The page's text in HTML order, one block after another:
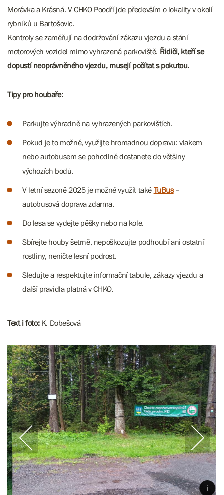
Morávka a Krásná. V CHKO Poodří jde především o lokality v okolí
rybníků u Bartošovic.
Kontroly se zaměřují na dodržování zákazu vjezdu a stání
motorových vozidel mimo vyhrazená parkoviště. Řidiči, kteří se
dopustí neoprávněného vjezdu, musejí počítat s pokutou.
Tipy pro houbaře:
Parkujte výhradně na vyhrazených parkovištích.
Pokud je to možné, využijte hromadnou dopravu: vlakem
nebo autobusem se pohodlně dostanete do většiny
výchozích bodů.
V letní sezoně 2025 je možné využít také TuBus–
autobusová doprava zdarma.
Do lesa se vydejte pěšky nebo na kole.
Sbírejte houby šetrně, nepoškozujte podhoubí ani ostatní
rostliny, neničte lesní podrost.
Sledujte a respektujte informační tabule, zákazy vjezdu a
další pravidla platná v CHKO.
Text i foto: K. Dobešová